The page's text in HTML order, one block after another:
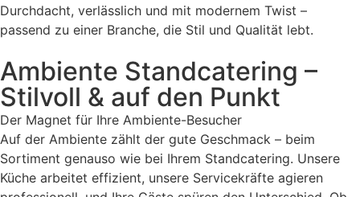
Durchdacht, verlässlich und mit modernem Twist –
passend zu einer Branche, die Stil und Qualität lebt.
Ambiente Standcatering –
Stilvoll & auf den Punkt
Der Magnet für Ihre Ambiente-Besucher
Auf der Ambiente zählt der gute Geschmack – beim
Sortiment genauso wie bei Ihrem Standcatering. Unsere
Küche arbeitet effizient, unsere Servicekräfte agieren